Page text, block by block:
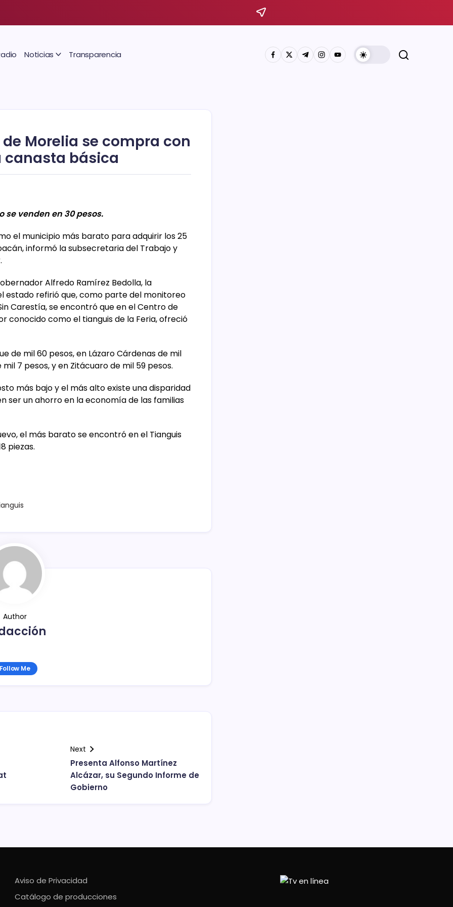
Noticias Transparencia
Morelia se compra con
canasta básica
se venden en 30 pesos.
el municipio más barato para adquirir los 25
informó la subsecretaria del Trabajo y
Alfredo Ramírez Bedolla, la
estado refirió que, como parte del monitoreo
Carestía, se encontró que en el Centro de
conocido como el tianguis de la Feria, ofreció
de mil 60 pesos, en Lázaro Cárdenas de mil
7 pesos, y en Zitácuaro de mil 59 pesos.
más bajo y el más alto existe una disparidad
ser un ahorro en la economía de las familias
el más barato se encontró en el Tianguis
piezas.
Author
Follow Me
Next
Presenta Alfonso Martínez
Alcázar, su Segundo Informe de
Gobierno
Aviso de Privacidad
Catálogo de producciones